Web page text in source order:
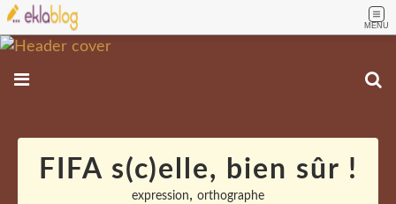
MENU
FIFA s(c)elle, bien sûr !
expression, orthographe